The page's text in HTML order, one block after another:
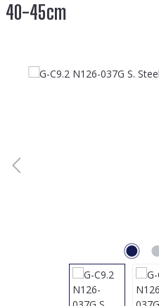
40-45cm
Ignorer la galerie d'images